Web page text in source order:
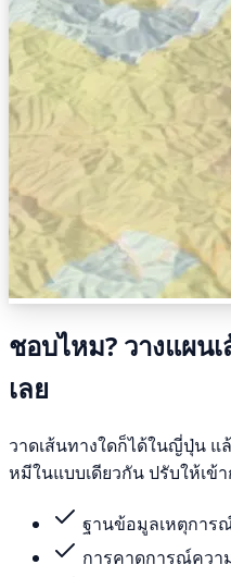
ชอบไหม? วางแผน
เลย
วาดเส้นทางใดก็ได้ในญี่ปุ่น แ
หมีในแบบเดียวกัน ปรับให้เข้
ฐานข้อมูลเหตุการ
การคาดการณ์ควา